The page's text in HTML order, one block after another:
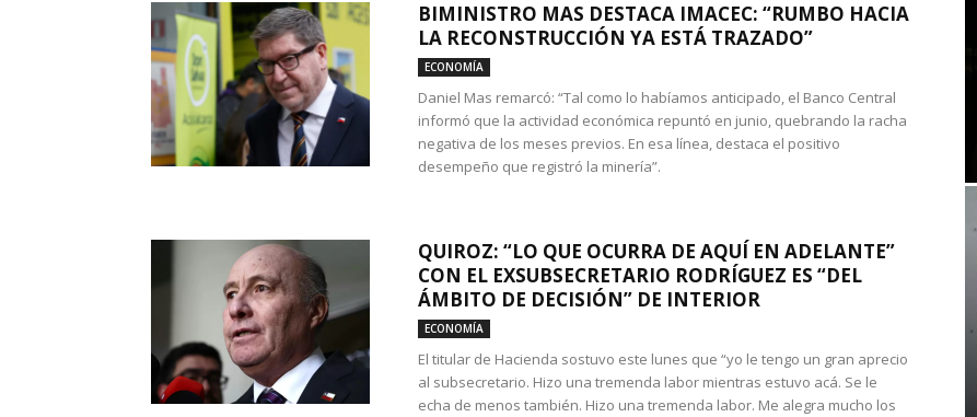
BIMINISTRO MAS DESTACA IMACEC: “RUMBO HACIA
LA RECONSTRUCCIÓN YA ESTÁ TRAZADO”
ECONOMÍA
Daniel Mas remarcó: “Tal como lo habíamos anticipado, el Banco Central
informó que la actividad económica repuntó en junio, quebrando la racha
negativa de los meses previos. En esa línea, destaca el positivo
desempeño que registró la minería”.
QUIROZ: “LO QUE OCURRA DE AQUÍ EN ADELANTE”
CON EL EXSUBSECRETARIO RODRÍGUEZ ES “DEL
ÁMBITO DE DECISIÓN” DE INTERIOR
ECONOMÍA
El titular de Hacienda sostuvo este lunes que “yo le tengo un gran aprecio
al subsecretario. Hizo una tremenda labor mientras estuvo acá. Se le
echa de menos también. Hizo una tremenda labor. Me alegra mucho los